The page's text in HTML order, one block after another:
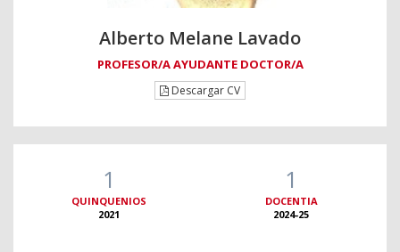
Alberto Melane Lavado
PROFESOR/A AYUDANTE DOCTOR/A
Descargar CV
1
QUINQUENIOS
2021
1
DOCENTIA
2024-25